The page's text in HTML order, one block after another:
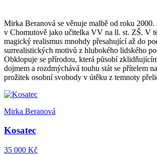
Mirka Beranová se věnuje malbě od roku 2000.
v Chomutově jako učitelka VV na ll. st. ZŠ. V
magický realismus mnohdy přesahující až do
surrealistických motivů z hlubokého lidského
Obklopuje se přírodou, která působí
dojmem a rozdmýchává touhu stát se přítelem
prožitek osobní svobody v útěku z temnoty
Mirka Beranová
Kosatec
35 000 Kč